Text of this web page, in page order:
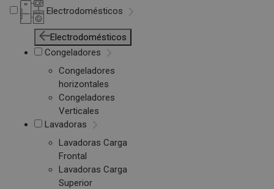
Electrodomésticos
Electrodomésticos
Congeladores
Congeladores
horizontales
Congeladores
Verticales
Lavadoras
Lavadoras Carga
Frontal
Lavadoras Carga
Superior